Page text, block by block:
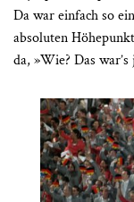
Da war einfach so
absoluten
da, »Wie? Das war’s